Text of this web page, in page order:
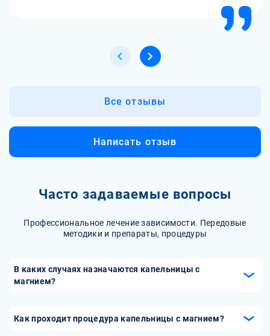
Все отзывы
Написать отзыв
Часто задаваемые вопросы
Профессиональное лечение зависимости. Передовые
методики и препараты, процедуры
В каких случаях назначаются капельницы с
магнием?
магния, спазмах и судорогах мышц, а также при
Как проходит процедура капельницы с магнием?